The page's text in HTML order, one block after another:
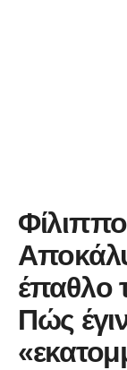
έπαθλο
Πώς